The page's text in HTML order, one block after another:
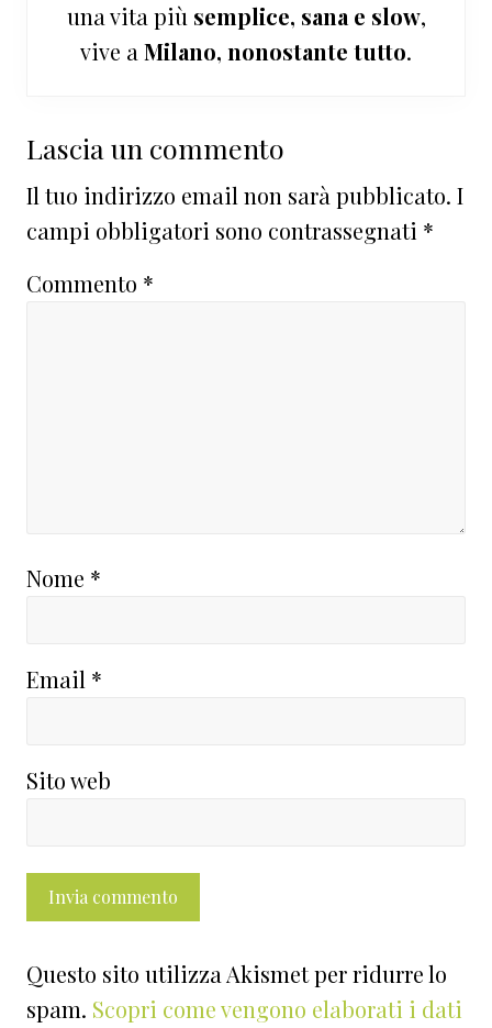
una vita più semplice, sana e slow,
vive aMilano, nonostante tutto.
Interazioni
del
lettore
Lascia un commento
Il tuo indirizzo email non sarà pubblicato. I
campi obbligatori sono contrassegnati *
Commento *
Nome *
Email *
Sito web
Questo sito utilizza Akismet per ridurre lo
spam. Scopri come vengono elaborati i dati